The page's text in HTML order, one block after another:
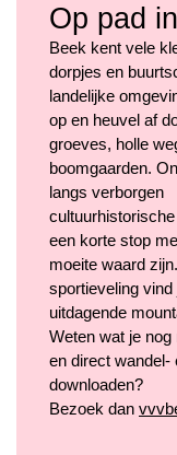
Op pad
Beek kent vele
dorpjes en
landelijke
op en heuvel af
groeves, holle
boomgaarden.
langs verborgen
een korte stop
moeite waard
sportieveling vind
uitdagende
Weten wat je
en direct wandel-
downloaden?
Bezoek dan